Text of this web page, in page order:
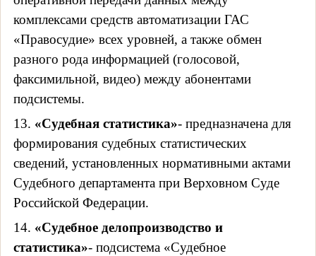
комплексами средств автоматизации ГАС
«Правосудие» всех уровней, а также обмен
разного рода информацией (голосовой,
факсимильной, видео) между абонентами
подсистемы.
13. «Судебная статистика»- предназначена для
формирования судебных статистических
сведений, установленных нормативными актами
Судебного департамента при Верховном Суде
Российской Федерации.
14. «Судебное делопроизводство и
статистика»- подсистема «Судебное